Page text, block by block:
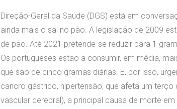
Direção-Geral da Saúde (DGS) está em
ainda mais o sal no pão. A legislação de 2009
de pão. Até 2021 pretende-se reduzir para 1
Os portugueses estão a consumir, em média,
que são de cinco gramas diárias. É, por isso,
cancro gástrico, hipertensão, que afeta um
vascular cerebral), a principal causa de morte